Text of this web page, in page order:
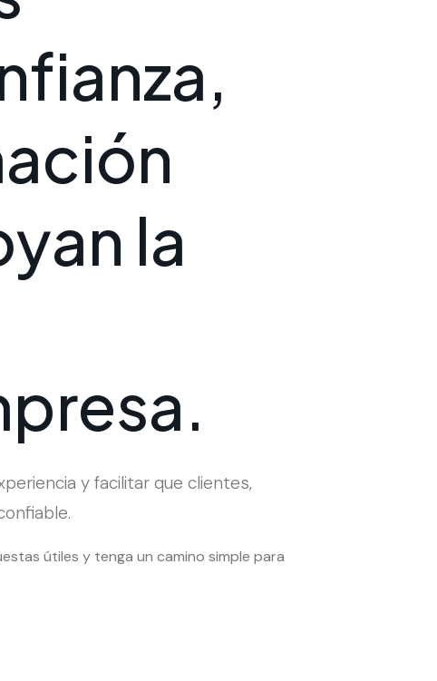
fianza,
ación
yan la
presa.
y facilitar que clientes,
útiles y tenga un camino simple para